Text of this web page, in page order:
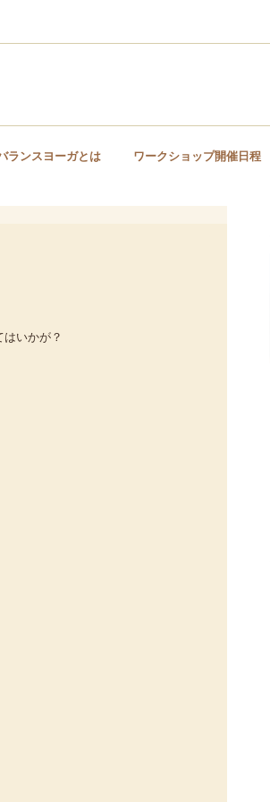
ランスヨーガとは ワークショップ開催日程
いかが？